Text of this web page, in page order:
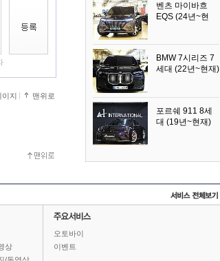
이지 맨위로
벤츠 마이바흐
EQS (24년~현
BMW 7시리즈 7
세대 (22년~현재)
포르쉐 911 8세
대 (19년~현재)
상
오토바이
이벤트